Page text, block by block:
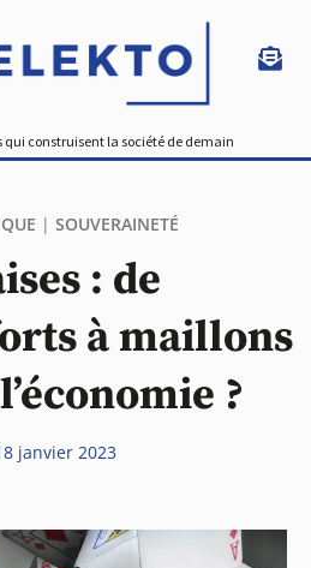
qui construisent la société de demain
| SOUVERAINETÉ
: de
à maillons
?
janvier 2023